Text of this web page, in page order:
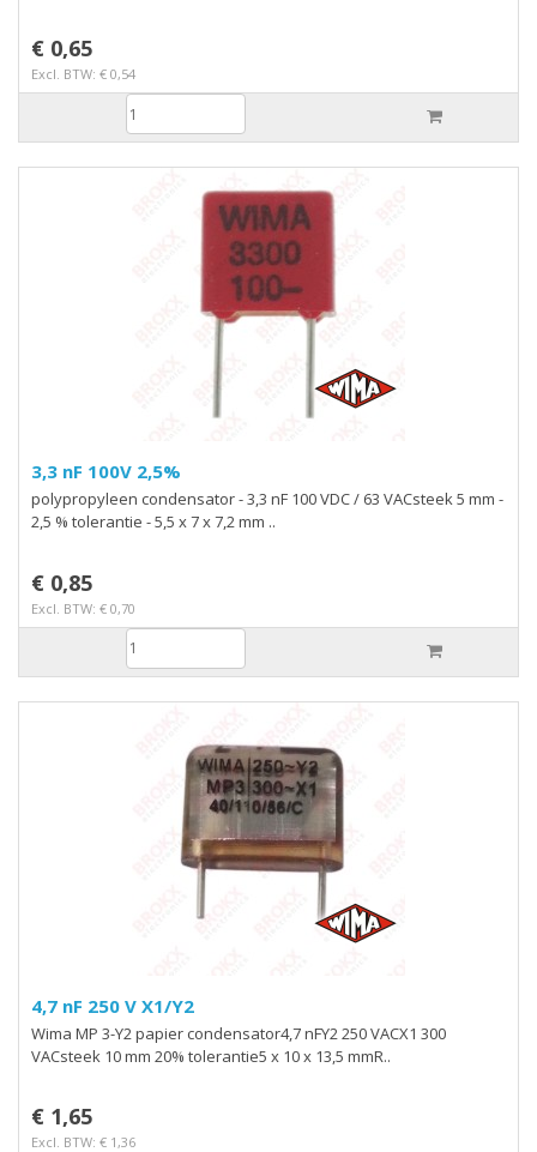
€ 0,65
Excl. BTW: € 0,54
3,3 nF 100V 2,5%
polypropyleen condensator - 3,3 nF 100 VDC / 63 VACsteek 5 mm -
2,5 % tolerantie - 5,5 x 7 x 7,2 mm ..
€ 0,85
Excl. BTW: € 0,70
4,7 nF 250 V X1/Y2
Wima MP 3-Y2 papier condensator4,7 nFY2 250 VACX1 300
VACsteek 10 mm 20% tolerantie5 x 10 x 13,5 mmR..
€ 1,65
Excl. BTW: € 1,36